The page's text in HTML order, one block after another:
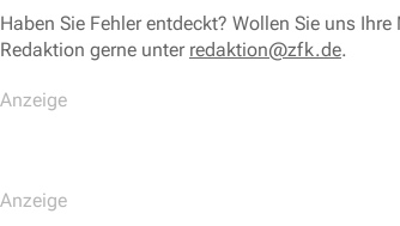
Haben Sie Fehler entdeckt? Wollen Sie uns
Redaktion gerne unter redaktion@zfk.de.